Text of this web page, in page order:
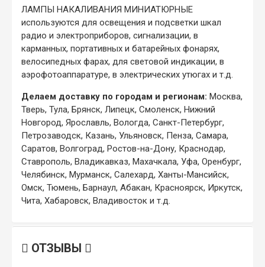
ЛАМПЫ НАКАЛИВАНИЯ МИНИАТЮРНЫЕ
используются для освещения и подсветки шкал
радио и электроприборов, сигнализации, в
карманных, портативных и батарейных фонарях,
велосипедных фарах, для световой индикации, в
аэрофотоаппаратуре, в электрических утюгах и т.д.
Делаем доставку по городам и регионам: Москва,
Тверь, Тула, Брянск, Липецк, Смоленск, Нижний
Новгород, Ярославль, Вологда, Санкт-Петербург,
Петрозаводск, Казань, Ульяновск, Пенза, Самара,
Саратов, Волгоград, Ростов-на-Дону, Краснодар,
Ставрополь, Владикавказ, Махачкала, Уфа, Оренбург,
Челябинск, Мурманск, Салехард, Ханты-Мансийск,
Омск, Тюмень, Барнаул, Абакан, Красноярск, Иркутск,
Чита, Хабаровск, Владивосток и т.д.
ОТЗЫВЫ